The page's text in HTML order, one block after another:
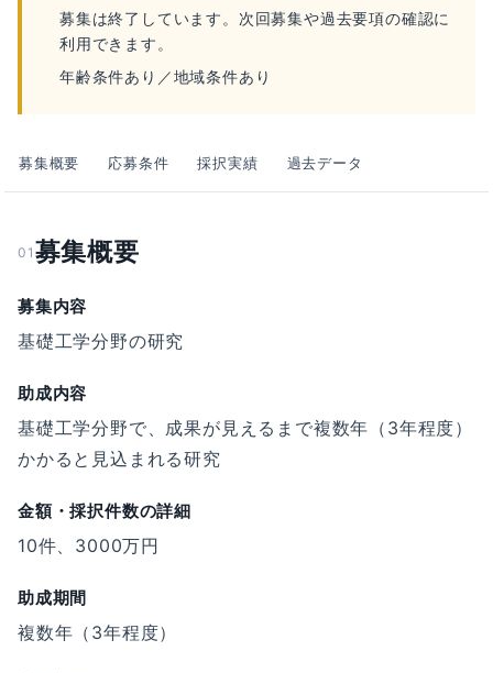
募集は終了しています。次回募集や過去要項の確認に
利用できます。
年齢条件あり／地域条件あり
募集概要 応募条件 採択実績 過去データ
01 募集概要
募集内容
基礎工学分野の研究
助成内容
基礎工学分野で、成果が見えるまで複数年（3年程度）
かかると見込まれる研究
金額・採択件数の詳細
10件、3000万円
助成期間
複数年（3年程度）